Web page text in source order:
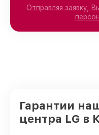
Отправляя заявку,
Гарантии
центра LG в